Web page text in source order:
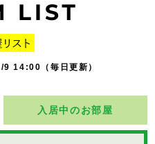
14:00（毎日更新）
入居中のお部屋